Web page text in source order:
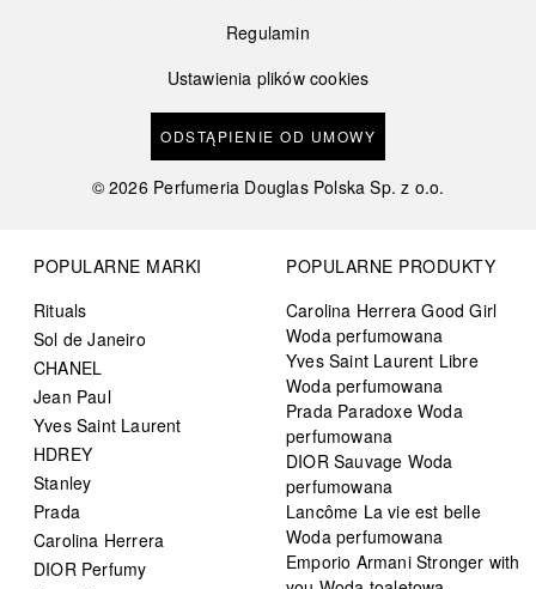
Regulamin
Ustawienia plików cookies
ODSTĄPIENIE OD UMOWY
©2026 Perfumeria Douglas Polska Sp. z o.o.
POPULARNE MARKI
Rituals
Sol de Janeiro
CHANEL
Jean Paul
Yves Saint Laurent
HDREY
Stanley
Prada
Carolina Herrera
DIOR Perfumy
POPULARNE PRODUKTY
Carolina Herrera Good Girl
Woda perfumowana
Yves Saint Laurent Libre
Woda perfumowana
Prada Paradoxe Woda
perfumowana
DIOR Sauvage Woda
perfumowana
Lancôme La vie est belle
Woda perfumowana
Emporio Armani Stronger with